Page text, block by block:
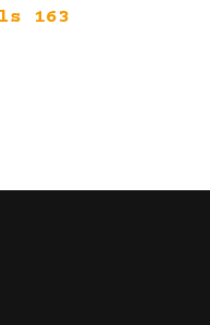
163